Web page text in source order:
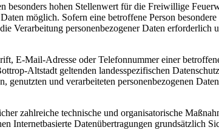
besonders hohen Stellenwert für die Freiwillige
möglich. Sofern eine betroffene Person
Verarbeitung personenbezogener Daten erforderlich
E-Mail-Adresse oder Telefonnummer einer
Altstadt geltenden landesspezifischen
und verarbeiteten personenbezogenen
zahlreiche technische und organisatorische
Internetbasierte Datenübertragungen grundsätzlich